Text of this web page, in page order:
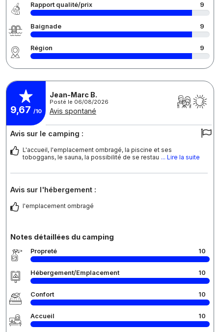
Rapport qualité/prix 9
Baignade 9
Région 9
9,67 /10
Jean-Marc B.
Posté le 06/08/2026
Avis spontané
Avis sur le camping :
L'accueil, l'emplacement ombragé, la piscine et ses
toboggans, le sauna, la possibilité de se restau ... Lire la suite
Avis sur l'hébergement :
l'emplacement ombragé
Notes détaillées du camping
Propreté 10
Hébergement/Emplacement 10
Confort 10
Accueil 10